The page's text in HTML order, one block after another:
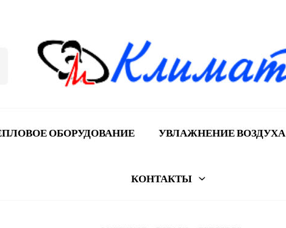
ОБОРУДОВАНИЕ УВЛАЖНЕНИЕ ВОЗДУХА
КОНТАКТЫ